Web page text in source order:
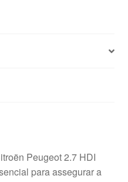
Peugeot 2.7 HDI
para assegurar a